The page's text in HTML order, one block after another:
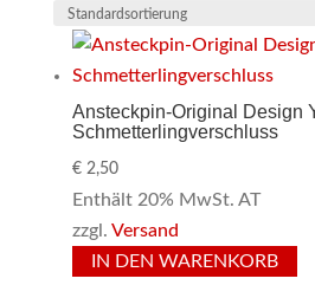
Ansteckpin-Original Design
Schmetterlingverschluss
€2,50
Enthält 20% MwSt. AT
zzgl. Versand
IN DEN WARENKORB